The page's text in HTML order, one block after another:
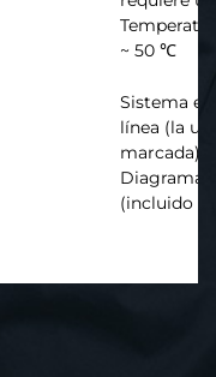
~ 50 ℃
Sistema
línea (la
marcada)
Diagrama
(incluido el